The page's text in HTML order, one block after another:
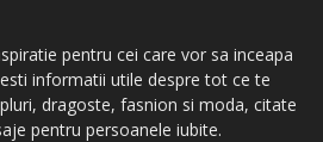
pentru cei care vor sa inceapa
informatii utile despre tot ce te
dragoste, fasnion si moda, citate
pentru persoanele iubite.